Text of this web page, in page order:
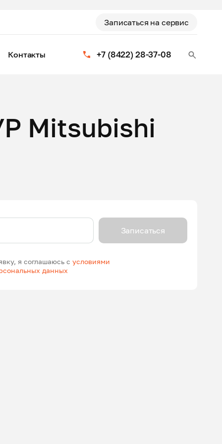
Записаться на сервис
+7 (8422) 28-37-08
Контакты
Mitsubishi
я соглашаюсь сусловиями
данных
Записаться